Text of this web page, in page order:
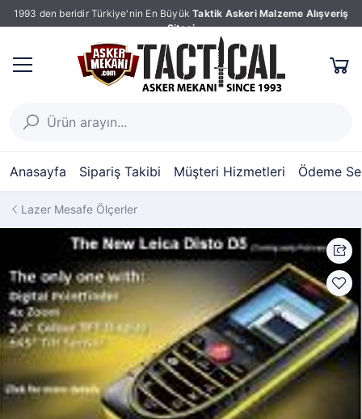
1993 den beridir Türkiye'nin En Büyük Taktik Askeri Malzeme Alışveriş
Sitesi
Anasayfa Sipariş Takibi Müşteri Hizmetleri Ödeme
Lazer Mesafe Ölçerler